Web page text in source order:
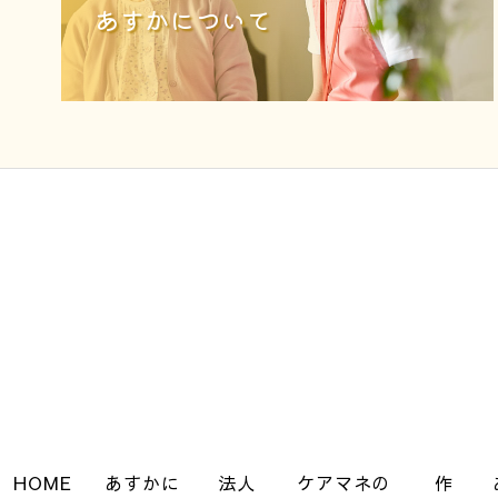
あすかについて
HOME あすかに 法人 ケアマネの 作